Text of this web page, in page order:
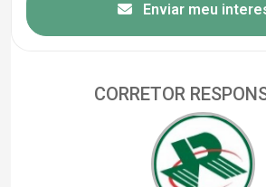
Enviar meu
CORRETOR